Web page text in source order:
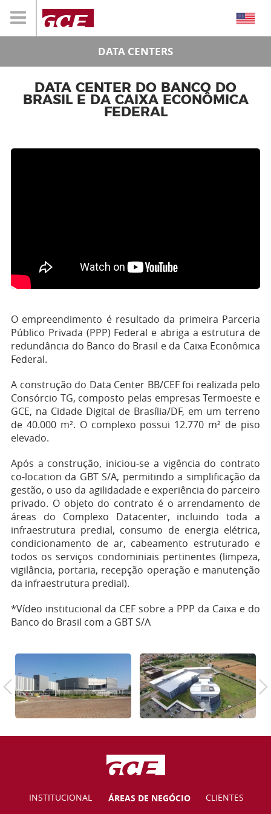
DATA CENTERS
DATA CENTER DO BANCO DO
BRASIL E DA CAIXA ECONÔMICA
FEDERAL
O empreendimento é resultado da primeira Parceria
Público Privada (PPP) Federal e abriga a estrutura de
redundância do Banco do Brasil e da Caixa Econômica
Federal.
A construção do Data Center BB/CEF foi realizada pelo
Consórcio TG, composto pelas empresas Termoeste e
GCE, na Cidade Digital de Brasília/DF, em um terreno
de 40.000 m². O complexo possui 12.770 m² de piso
elevado.
Após a construção, iniciou-se a vigência do contrato
co-location da GBT S/A, permitindo a simplificação da
gestão, o uso da agilidadade e experiência do parceiro
privado. O objeto do contrato é o arrendamento de
áreas do Complexo Datacenter, incluindo toda a
infraestrutura predial, consumo de energia elétrica,
condicionamento de ar, cabeamento estruturado e
todos os serviços condominiais pertinentes (limpeza,
vigilância, portaria, recepção operação e manutenção
da infraestrutura predial).
*Vídeo institucional da CEF sobre a PPP da Caixa e do
Banco do Brasil com a GBT S/A
INSTITUCIONAL ÁREAS DE NEGÓCIO
CLIENTES